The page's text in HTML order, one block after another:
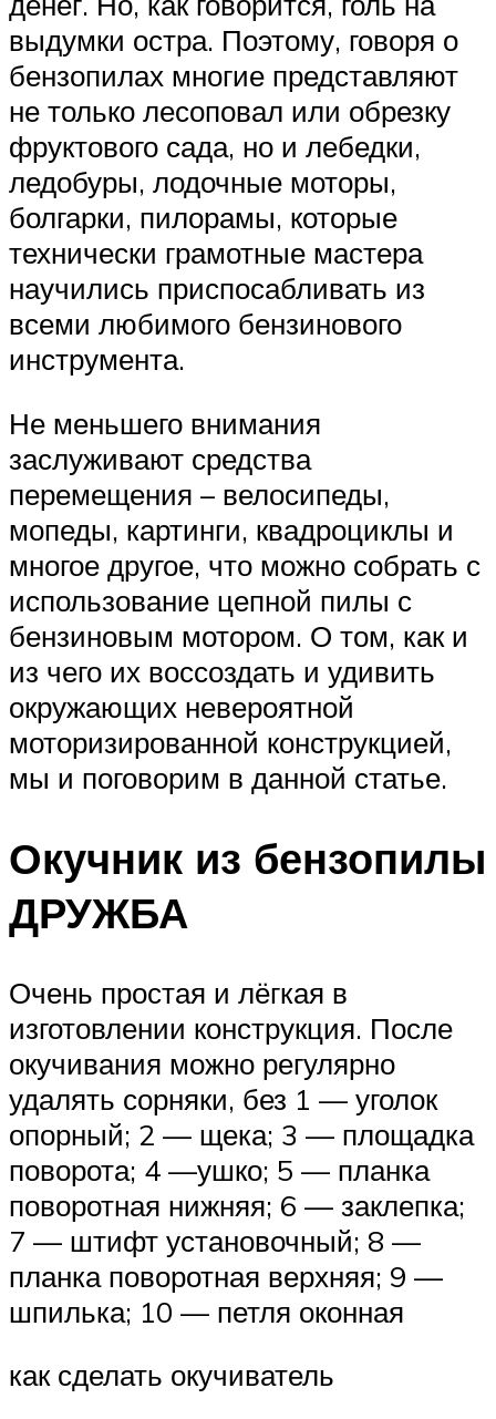
выдумки остра. Поэтому, говоря о
бензопилах многие представляют
не только лесоповал или обрезку
фруктового сада, но и лебедки,
ледобуры, лодочные моторы,
болгарки, пилорамы, которые
технически грамотные мастера
научились приспосабливать из
всеми любимого бензинового
инструмента.
Не меньшего внимания
заслуживают средства
перемещения – велосипеды,
мопеды, картинги, квадроциклы и
многое другое, что можно собрать с
использование цепной пилы с
бензиновым мотором. О том, как и
из чего их воссоздать и удивить
окружающих невероятной
моторизированной конструкцией,
мы и поговорим в данной статье.
Окучник из бензопилы
ДРУЖБА
Очень простая и лёгкая в
изготовлении конструкция. После
окучивания можно регулярно
удалять сорняки, без 1 — уголок
опорный; 2 — щека; 3 — площадка
поворота; 4 —ушко; 5 — планка
поворотная нижняя; 6 — заклепка;
7 — штифт установочный; 8 —
планка поворотная верхняя; 9 —
шпилька; 10 — петля оконная
как сделать окучиватель